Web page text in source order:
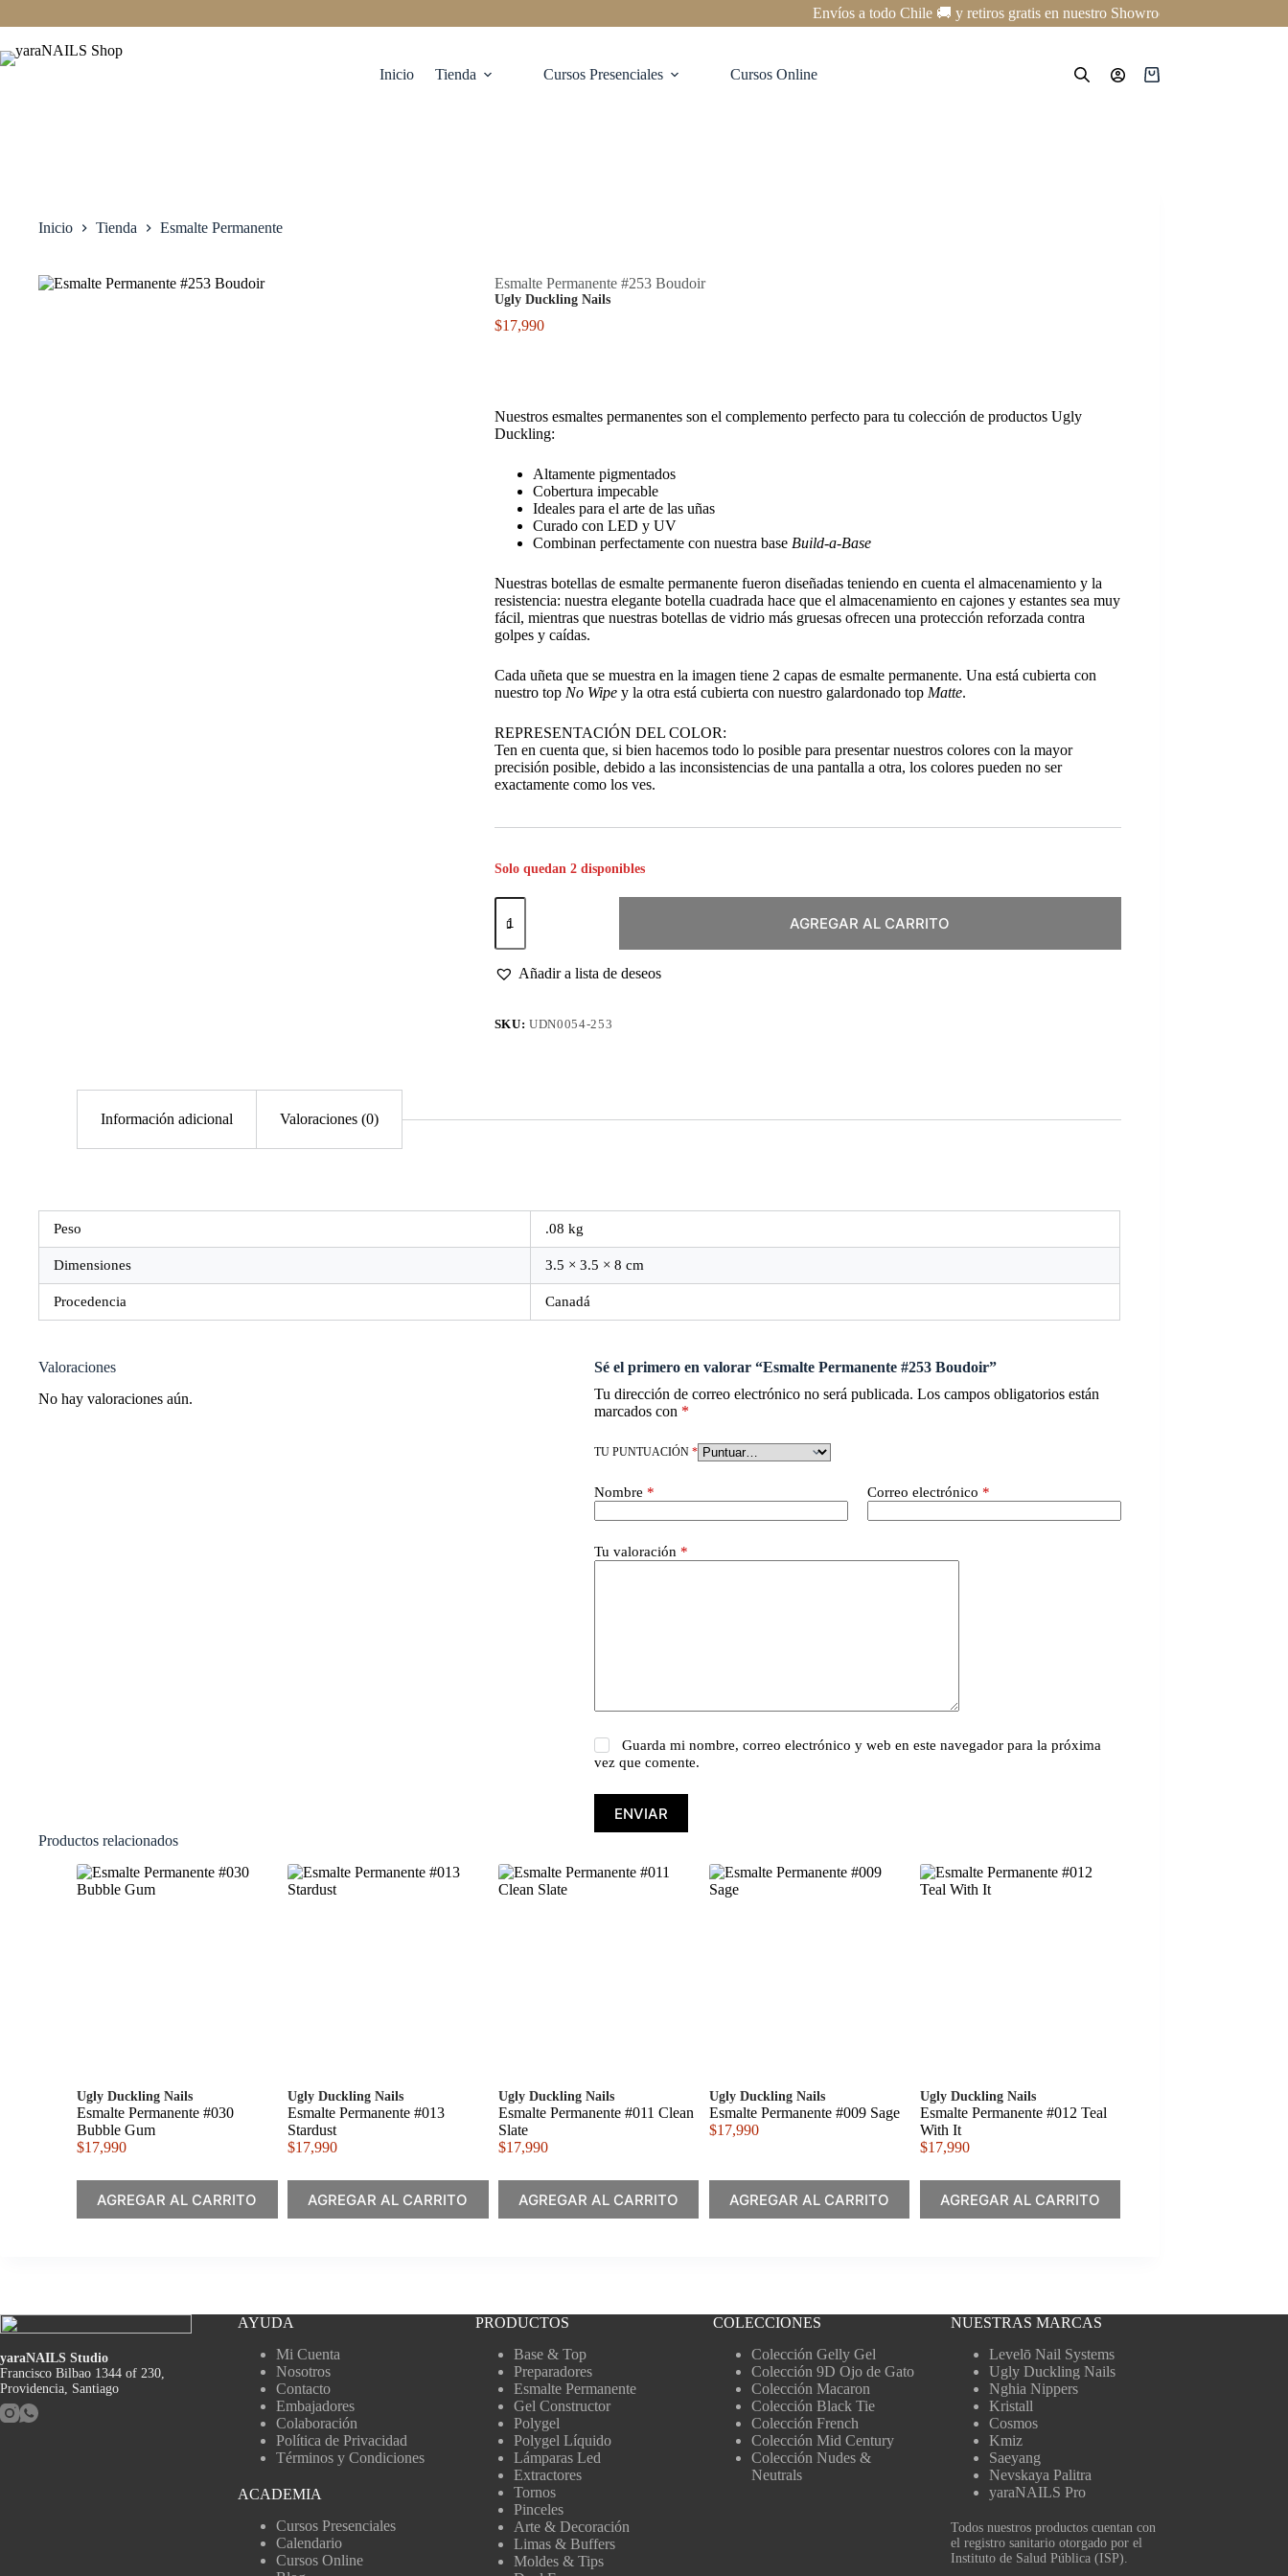
al
contenido
Envíos a todo Chile 🚚 y retiros gratis en nuestro Showroom en Providencia ✨ |
Inicio Tienda Cursos Presenciales Cursos Online
Carro
Inicio Tienda Esmalte Permanente
Esmalte Permanente #253 Boudoir
Ugly Duckling Nails
$17,990
Nuestros esmaltes permanentes son el complemento perfecto para tu colección de productos Ugly
Duckling:
Altamente pigmentados
Cobertura impecable
Ideales para el arte de las uñas
Curado con LED y UV
Combinan perfectamente con nuestra base Build-a-Base
Nuestras botellas de esmalte permanente fueron diseñadas teniendo en cuenta el almacenamiento y la
resistencia: nuestra elegante botella cuadrada hace que el almacenamiento en cajones y estantes sea muy
fácil, mientras que nuestras botellas de vidrio más gruesas ofrecen una protección reforzada contra
golpes y caídas.
Cada uñeta que se muestra en la imagen tiene 2 capas de esmalte permanente. Una está cubierta con
nuestro top No Wipey la otra está cubierta con nuestro galardonado top Matte.
REPRESENTACIÓN DEL COLOR:
Ten en cuenta que, si bien hacemos todo lo posible para presentar nuestros colores con la mayor
precisión posible, debido a las inconsistencias de una pantalla a otra, los colores pueden no ser
exactamente como los ves.
Solo quedan 2 disponibles
Esmalte
Permanente
Boudoir
cantidad
AGREGAR AL CARRITO
Añadir a lista de deseos
SKU:UDN0054-253
Información adicional Valoraciones (0)
Peso .08 kg
Dimensiones 3.5 × 3.5 × 8 cm
Procedencia Canadá
Valoraciones
No hay valoraciones aún.
Sé el primero en valorar “Esmalte Permanente #253 Boudoir”
Tu dirección de correo electrónico no será publicada. Los campos obligatorios están
marcados con *
TU PUNTUACIÓN *
Nombre * Correo electrónico *
Tu valoración *
Guarda mi nombre, correo electrónico y web en este navegador para la próxima
vez que comente.
ENVIAR
Productos relacionados
Ugly Duckling Nails
Esmalte Permanente #030
Bubble Gum
$17,990
AGREGAR AL CARRITO
Ugly Duckling Nails
Esmalte Permanente #013
Stardust
$17,990
AGREGAR AL CARRITO
Ugly Duckling Nails
Esmalte Permanente #011 Clean
Slate
$17,990
AGREGAR AL CARRITO
Ugly Duckling Nails
Esmalte Permanente #009 Sage
$17,990
AGREGAR AL CARRITO
Ugly Duckling Nails
Esmalte Permanente #012 Teal
With It
$17,990
AGREGAR AL CARRITO
yaraNAILS Studio
Francisco Bilbao 1344 of 230,
Providencia, Santiago
AYUDA
Mi Cuenta
Nosotros
Contacto
Embajadores
Colaboración
Política de Privacidad
Términos y Condiciones
ACADEMIA
Cursos Presenciales
Calendario
Cursos Online
PRODUCTOS
Base & Top
Preparadores
Esmalte Permanente
Gel Constructor
Polygel
Polygel Líquido
Lámparas Led
Extractores
Tornos
Pinceles
Arte & Decoración
Limas & Buffers
Moldes & Tips
COLECCIONES
Colección Gelly Gel
Colección 9D Ojo de Gato
Colección Macaron
Colección Black Tie
Colección French
Colección Mid Century
Colección Nudes &
Neutrals
NUESTRAS MARCAS
Levelō Nail Systems
Ugly Duckling Nails
Nghia Nippers
Kristall
Cosmos
Kmiz
Saeyang
Nevskaya Palitra
yaraNAILS Pro
Todos nuestros productos cuentan con
el registro sanitario otorgado por el
Instituto de Salud Pública (ISP).